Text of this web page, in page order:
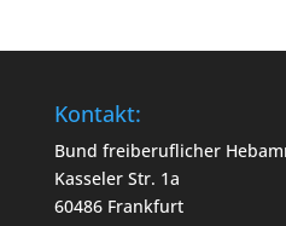
Kontakt:
Bund freiberuflicher
Kasseler Str. 1a
60486 Frankfurt